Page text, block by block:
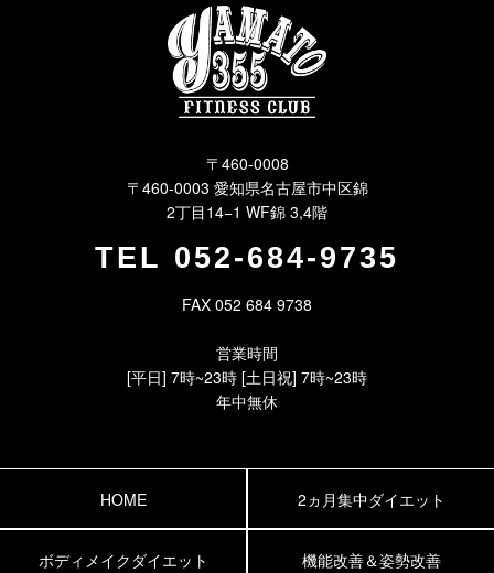
〒460-0008
〒460-0003 愛知県名古屋市中区錦
2丁目14−1 WF錦 3,4階
TEL 052-684-9735
FAX 052 684 9738
営業時間
[平日] 7時~23時 [土日祝] 7時~23時
年中無休
HOME 2ヵ月集中ダイエット
ボディメイクダイエット 機能改善＆姿勢改善